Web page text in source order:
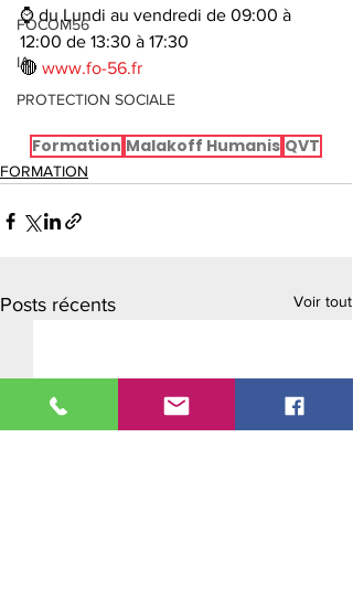
FOCOM56
IA
PROTECTION SOCIALE
⌚ du Lundi au vendredi de 09:00 à
12:00 de 13:30 à 17:30
🔴 www.fo-56.fr
Formation Malakoff Humanis QVT
FORMATION
Posts récents Voir tout